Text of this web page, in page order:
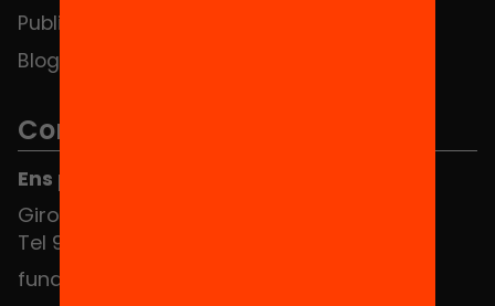
Publicacions i vídeos
Blog
Contacte
Ens pots trobar al Hub Social
Girona 34, interior 08010 Barcelona
Tel 934 588 700
fundacio@equitat.org